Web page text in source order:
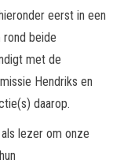
eerst in een
beide
met de
Hendriks en
daarop.
lezer om onze